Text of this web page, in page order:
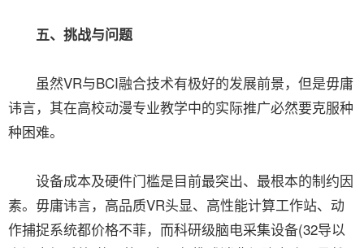
五、挑战与问题
虽然VR与BCI融合技术有极好的发展前景，但是毋庸
讳言，其在高校动漫专业教学中的实际推广必然要克服种
种困难。
设备成本及硬件门槛是目前最突出、最根本的制约因
素。毋庸讳言，高品质VR头显、高性能计算工作站、动
作捕捉系统都价格不菲，而科研级脑电采集设备(32导以